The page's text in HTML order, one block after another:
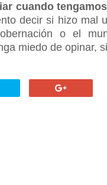
cuando
decir si hizo mal
o el
miedo de opinar,